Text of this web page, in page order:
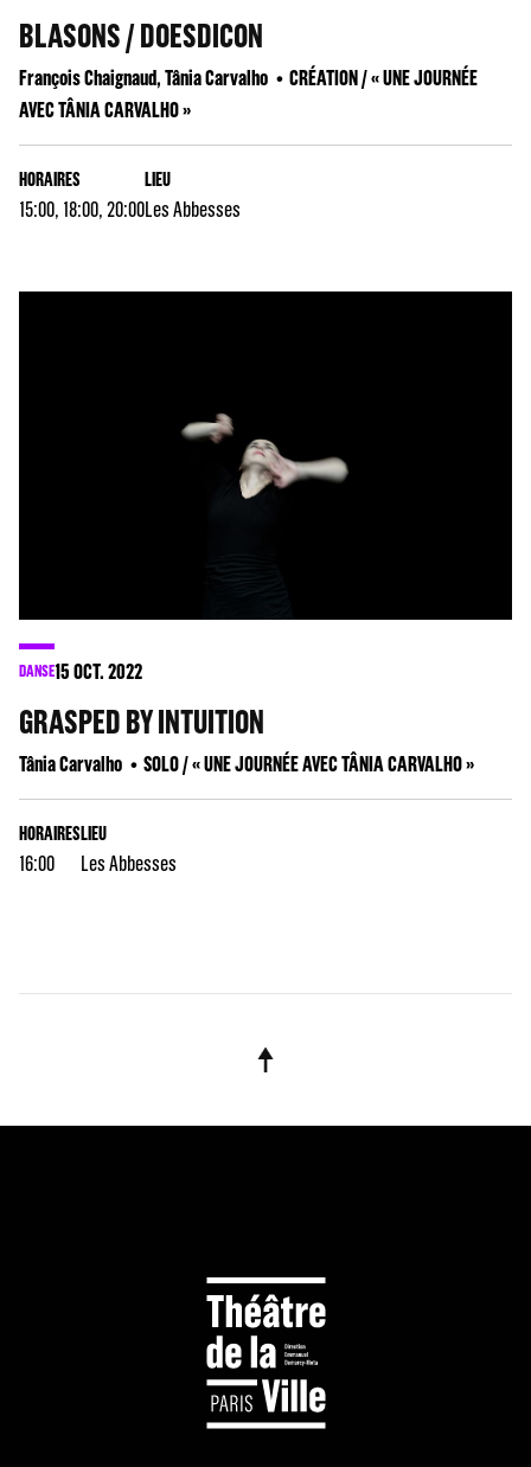
BLASONS / DOESDICON
François Chaignaud, Tânia Carvalho
CRÉATION / « UNE JOURNÉE
AVEC TÂNIA CARVALHO »
HORAIRES
15:00, 18:00, 20:00
LIEU
Les Abbesses
DANSE15OCT. 2022
GRASPED BY INTUITION
Tânia Carvalho SOLO / « UNE JOURNÉE AVEC TÂNIA CARVALHO »
HORAIRES
16:00
LIEU
Les Abbesses